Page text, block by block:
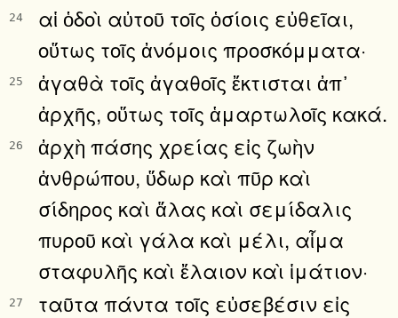
24
αἱ ὁδοὶ αὐτοῦ τοῖς ὁσίοις εὐθεῖαι,
οὕτως τοῖς ἀνόμοις προσκόμματα·
25
ἀγαθὰ τοῖς ἀγαθοῖς ἔκτισται ἀπ᾿
ἀρχῆς, οὕτως τοῖς ἁμαρτωλοῖς κακά.
26
ἀρχὴ πάσης χρείας εἰς ζωὴν
ἀνθρώπου, ὕδωρ καὶ πῦρ καὶ
σίδηρος καὶ ἅλας καὶ σεμίδαλις
πυροῦ καὶ γάλα καὶ μέλι, αἷμα
σταφυλῆς καὶ ἔλαιον καὶ ἱμάτιον·
27
ταῦτα πάντα τοῖς εὐσεβέσιν εἰς